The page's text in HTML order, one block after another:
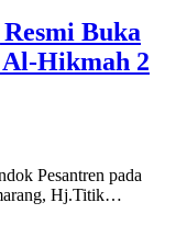
Buka
Hikmah 2
Pesantren pada
Hj.Titik…